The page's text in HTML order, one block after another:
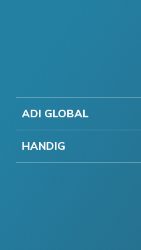
ADI GLOBAL
HANDIG